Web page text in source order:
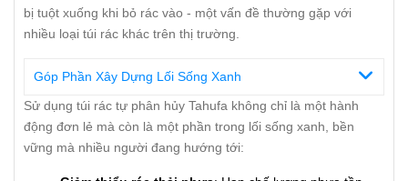
bị tuột xuống khi bỏ rác vào - một vấn đề thường gặp với
nhiều loại túi rác khác trên thị trường.
Góp Phần Xây Dựng Lối Sống Xanh
Sử dụng túi rác tự phân hủy Tahufa không chỉ là một hành
động đơn lẻ mà còn là một phần trong lối sống xanh, bền
vững mà nhiều người đang hướng tới: